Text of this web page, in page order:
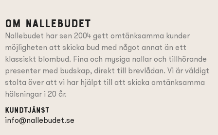
Om Nallebudet
Nallebudet har sen 2004 gett omtänksamma kunder
möjligheten att skicka bud med något annat än ett
klassiskt blombud. Fina och mysiga nallar och tillhörande
presentermed budskap, direkt till brevlådan. Vi är väldigt
stolta över att vi har hjälpt till att skicka omtänksamma
hälsningar i 20 år.
Kundtjänst
info@nallebudet.se